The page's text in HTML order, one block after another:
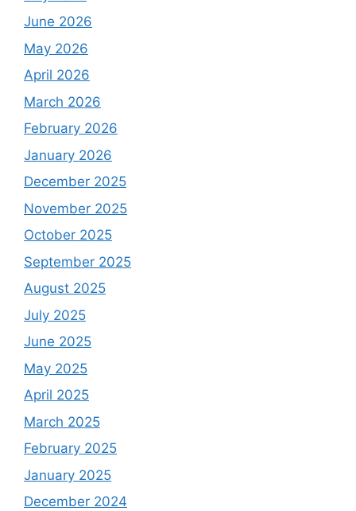
June 2026
May 2026
April 2026
March 2026
February 2026
January 2026
December 2025
November 2025
October 2025
September 2025
August 2025
July 2025
June 2025
May 2025
April 2025
March 2025
February 2025
January 2025
December 2024